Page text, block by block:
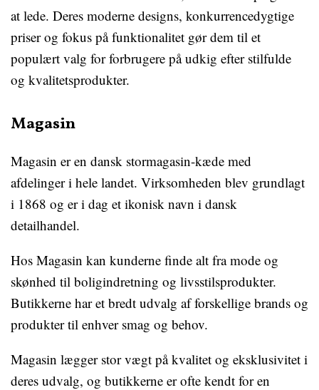
at lede. Deres moderne designs, konkurrencedygtige
priser og fokus på funktionalitet gør dem til et
populært valg for forbrugere på udkig efter stilfulde
og kvalitetsprodukter.
Magasin
Magasin er en dansk stormagasin-kæde med
afdelinger i hele landet. Virksomheden blev grundlagt
i 1868 og er i dag et ikonisk navn i dansk
detailhandel.
Hos Magasin kan kunderne finde alt fra mode og
skønhed til boligindretning og livsstilsprodukter.
Butikkerne har et bredt udvalg af forskellige brands og
produkter til enhver smag og behov.
Magasin lægger stor vægt på kvalitet og eksklusivitet i
deres udvalg, og butikkerne er ofte kendt for en